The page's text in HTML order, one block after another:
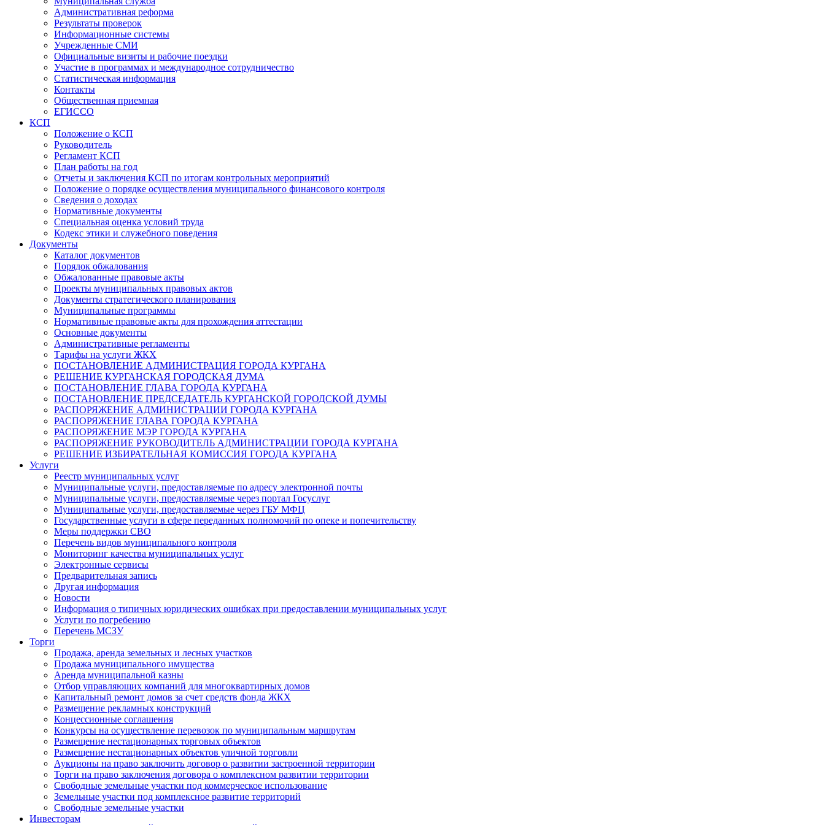
Административная реформа
Результаты проверок
Информационные системы
Учрежденные СМИ
Официальные визиты и рабочие поездки
Участие в программах и международное сотрудничество
Статистическая информация
Контакты
Общественная приемная
ЕГИССО
КСП
Положение о КСП
Руководитель
Регламент КСП
План работы на год
Отчеты и заключения КСП по итогам контрольных мероприятий
Положение о порядке осуществления муниципального финансового контроля
Сведения о доходах
Нормативные документы
Специальная оценка условий труда
Кодекс этики и служебного поведения
Документы
Каталог документов
Порядок обжалования
Обжалованные правовые акты
Проекты муниципальных правовых актов
Документы стратегического планирования
Муниципальные программы
Нормативные правовые акты для прохождения аттестации
Основные документы
Административные регламенты
Тарифы на услуги ЖКХ
ПОСТАНОВЛЕНИЕ АДМИНИСТРАЦИЯ ГОРОДА КУРГАНА
РЕШЕНИЕ КУРГАНСКАЯ ГОРОДСКАЯ ДУМА
ПОСТАНОВЛЕНИЕ ГЛАВА ГОРОДА КУРГАНА
ПОСТАНОВЛЕНИЕ ПРЕДСЕДАТЕЛЬ КУРГАНСКОЙ ГОРОДСКОЙ ДУМЫ
РАСПОРЯЖЕНИЕ АДМИНИСТРАЦИИ ГОРОДА КУРГАНА
РАСПОРЯЖЕНИЕ ГЛАВА ГОРОДА КУРГАНА
РАСПОРЯЖЕНИЕ МЭР ГОРОДА КУРГАНА
РАСПОРЯЖЕНИЕ РУКОВОДИТЕЛЬ АДМИНИСТРАЦИИ ГОРОДА КУРГАНА
РЕШЕНИЕ ИЗБИРАТЕЛЬНАЯ КОМИССИЯ ГОРОДА КУРГАНА
Услуги
Реестр муниципальных услуг
Муниципальные услуги, предоставляемые по адресу электронной почты
Муниципальные услуги, предоставляемые через портал Госуслуг
Муниципальные услуги, предоставляемые через ГБУ МФЦ
Государственные услуги в сфере переданных полномочий по опеке и попечительству
Меры поддержки СВО
Перечень видов муниципального контроля
Мониторинг качества муниципальных услуг
Электронные сервисы
Предварительная запись
Другая информация
Новости
Информация о типичных юридических ошибках при предоставлении муниципальных услуг
Услуги по погребению
Перечень МСЗУ
Торги
Продажа, аренда земельных и лесных участков
Продажа муниципального имущества
Аренда муниципальной казны
Отбор управляющих компаний для многоквартирных домов
Капитальный ремонт домов за счет средств фонда ЖКХ
Размещение рекламных конструкций
Концессионные соглашения
Конкурсы на осуществление перевозок по муниципальным маршрутам
Размещение нестационарных торговых объектов
Размещение нестационарных объектов уличной торговли
Аукционы на право заключить договор о развитии застроенной территории
Торги на право заключения договора о комплексном развитии территории
Свободные земельные участки под коммерческое использование
Земельные участки под комплексное развитие территорий
Свободные земельные участки
Инвесторам